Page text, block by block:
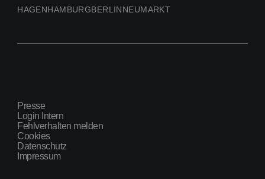
HAGENHAMBURGBERLINNEUMARKT
Presse
Login Intern
Fehlverhalten melden
Cookies
Datenschutz
Impressum